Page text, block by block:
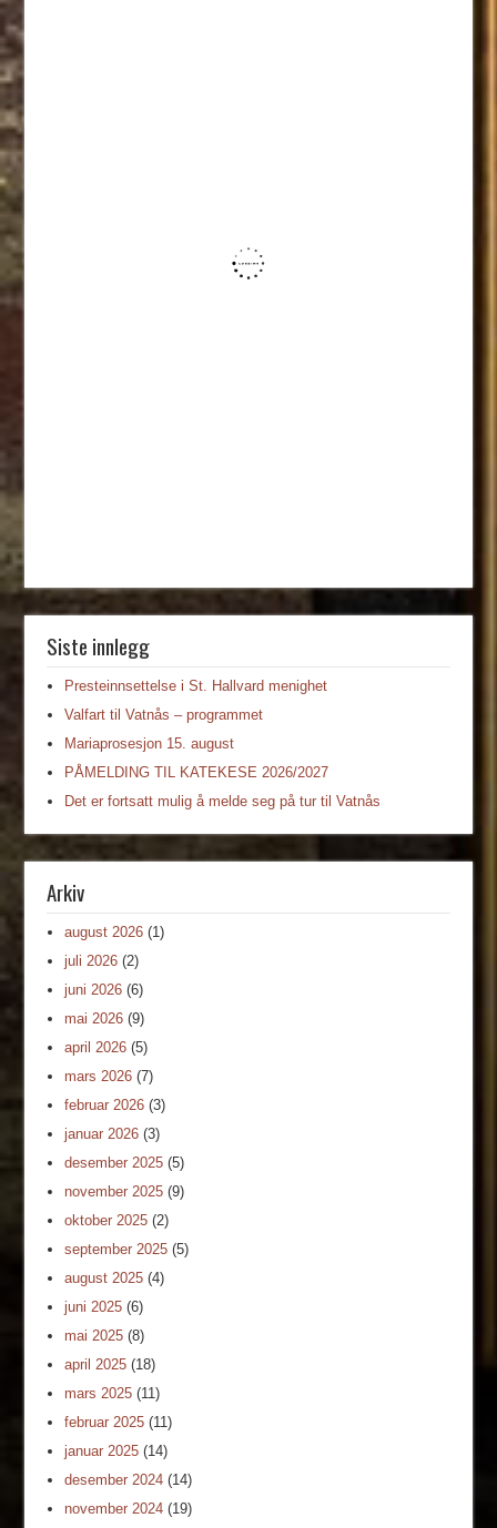
Siste innlegg
Presteinnsettelse i St. Hallvard menighet
Valfart til Vatnås – programmet
Mariaprosesjon 15. august
PÅMELDING TIL KATEKESE 2026/2027
Det er fortsatt mulig å melde seg på tur til Vatnås
Arkiv
august 2026 (1)
juli 2026 (2)
juni 2026 (6)
mai 2026 (9)
april 2026 (5)
mars 2026 (7)
februar 2026 (3)
januar 2026 (3)
desember 2025 (5)
november 2025 (9)
oktober 2025 (2)
september 2025 (5)
august 2025 (4)
juni 2025 (6)
mai 2025 (8)
april 2025 (18)
mars 2025 (11)
februar 2025 (11)
januar 2025 (14)
desember 2024 (14)
november 2024 (19)